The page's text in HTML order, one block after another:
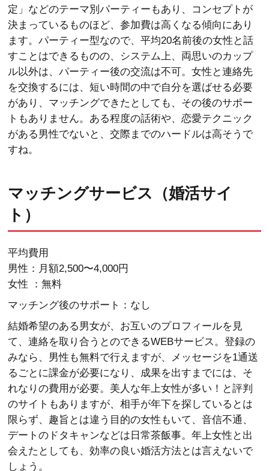
定」などのテーマ別パーティーもあり、コンセプトが
決まっているものほど、参加費は高くなる傾向にあり
ます。パーティー型なので、平均20名前後の女性と話
すことはできるものの、システム上、両思いのカップ
ル以外は、パーティー後の交流は不可。女性と連絡先
を交換するには、短い時間の中で自分を選ばせる必要
があり、マッチングできたとしても、その後のサポー
トもありません。ある程度の話術や、恋愛テクニック
がある男性でないと、交際までのハードルは高そうで
すね。
マッチングサービス（婚活サイ
ト）
平均費用
男性：月額2,500〜4,000円
女性 ：無料
マッチング後のサポート：なし
結婚希望のある男女が、お互いのプロフィールを見
て、連絡を取り合うとのできるWEBサービス。登録の
みなら、男性も無料で行えますが、メッセージを1通送
るごとに課金が必要になり、成果を出すまでには、そ
れなりの費用が必要。美人な年上女性が多い！と評判
のサイトもありますが、相手が年下を探しているとは
限らず、趣旨とは違う目的の女性もいて、音信不通、
デートのドタキャンなどは日常茶飯事。年上女性と出
会えたとしても、効率の良い婚活方法とは言えないで
しょう。